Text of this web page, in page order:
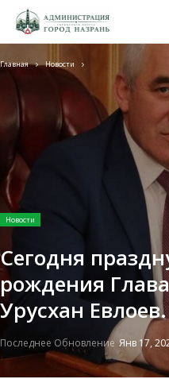
Главная Новости
Новости
Сегодня
рождения
Урусхан Евлоев.
Последнее Обновление Янв 17,